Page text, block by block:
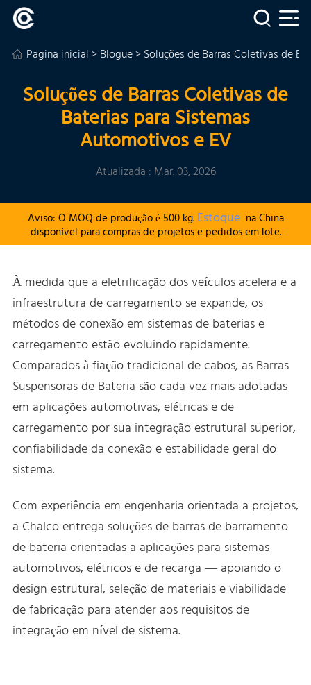
Pagina inicial>Blogue> Soluções de Barras Coletivas de
Soluções de Barras Coletivas de
Baterias para Sistemas
Automotivos e EV
Atualizada : Mar. 03, 2026
Aviso: O MOQ de produção é 500 kg. Estoquena China
disponível para compras de projetos e pedidos em lote.
À medida que a eletrificação dos veículos acelera e a
infraestrutura de carregamento se expande, os
métodos de conexão em sistemas de baterias e
carregamento estão evoluindo rapidamente.
Comparados à fiação tradicional de cabos, as Barras
Suspensoras de Bateria são cada vez mais adotadas
em aplicações automotivas, elétricas e de
carregamento por sua integração estrutural superior,
confiabilidade da conexão e estabilidade geral do
sistema.
Com experiência em engenharia orientada a projetos,
a Chalco entrega soluções de barras de barramento
de bateria orientadas a aplicações para sistemas
automotivos, elétricos e de recarga — apoiando o
design estrutural, seleção de materiais e viabilidade
de fabricação para atender aos requisitos de
integração em nível de sistema.